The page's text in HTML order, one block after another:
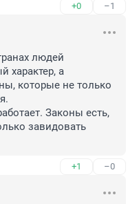
+0 –1
людей
характер, а
которые не только
Законы есть,
завидовать
+1 –0